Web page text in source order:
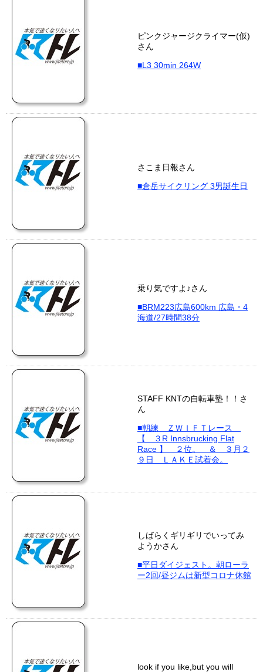
ピンクジャージクライマー(仮)
さん
■L3 30min 264W
さこま日報さん
■倉岳サイクリング 3男誕生日
乗り気ですよ♪さん
■BRM223広島600km 広島・4
海道/27時間38分
STAFF KNTの自転車塾！！さ
ん
■朝練 ＺＷＩＦＴレース
【 ３R Innsbrucking Flat
Race 】 ２位。 ＆ ３月２
９日 ＬＡＫＥ試着会。
しばらくギリギリでいってみ
ようかさん
■平日ダイジェスト。朝ローラ
ー2回/昼ジムは新型コロナ休館
look if you like,but you will